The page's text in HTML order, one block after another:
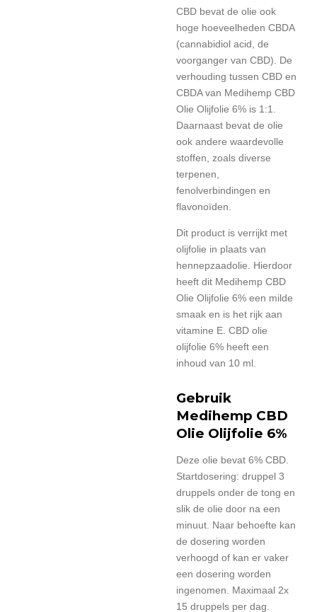
CBD bevat de olie ook
hoge hoeveelheden CBDA
(cannabidiol acid, de
voorganger van CBD). De
verhouding tussen CBD en
CBDA van Medihemp CBD
Olie Olijfolie 6% is 1:1.
Daarnaast bevat de olie
ook andere waardevolle
stoffen, zoals diverse
terpenen,
fenolverbindingen en
flavonoïden.
Dit product is verrijkt met
olijfolie in plaats van
hennepzaadolie. Hierdoor
heeft dit Medihemp CBD
Olie Olijfolie 6% een milde
smaak en is het rijk aan
vitamine E. CBD olie
olijfolie 6% heeft een
inhoud van 10 ml.
Gebruik
Medihemp CBD
Olie Olijfolie 6%
Deze olie bevat 6% CBD.
Startdosering: druppel 3
druppels onder de tong en
slik de olie door na een
minuut. Naar behoefte kan
de dosering worden
verhoogd of kan er vaker
een dosering worden
ingenomen. Maximaal 2x
15 druppels per dag.